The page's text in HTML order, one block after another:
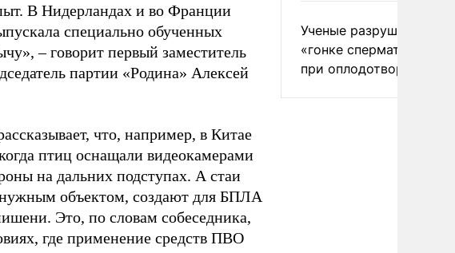
В Нидерландах и во Франции
специально обученных
– говорит первый заместитель
партии «Родина» Алексей
что, например, в Китае
птиц оснащали видеокамерами
на дальних подступах. А стаи
объектом, создают для БПЛА
Это, по словам собеседника,
где применение средств ПВО
Ученые разрушили миф
«гонке
при оплодотворении